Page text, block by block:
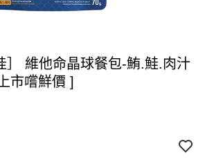
］ 維他命晶球餐包-鮪.鮭.肉汁
市嚐鮮價 ]